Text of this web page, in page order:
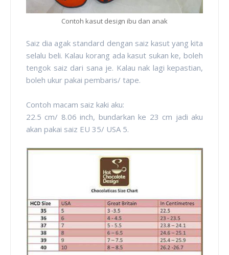
Contoh kasut design ibu dan anak
Saiz dia agak standard dengan saiz kasut yang kita
selalu beli. Kalau korang ada kasut sukan ke, boleh
tengok saiz dari sana je. Kalau nak lagi kepastian,
boleh ukur pakai pembaris/ tape.
Contoh macam saiz kaki aku:
22.5 cm/ 8.06 inch, bundarkan ke 23 cm jadi aku
akan pakai saiz EU 35/ USA 5.